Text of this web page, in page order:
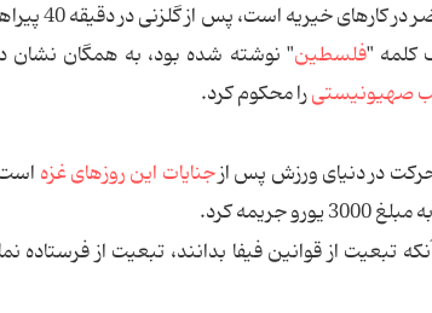
این بازیکن مسلمان
کلمه "فلسطین" نوشته شده بود، به همگان نشان
صهیونیستیرا محكوم کرد.
در دنیای ورزش پس ازجنایات این روزهای غزه است
كرد.
تبعیت از قوانین فیفا بدانند، تبعیت از فرستاده